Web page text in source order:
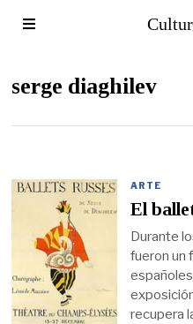
serge diaghilev
ARTE
El
Durante
fueron un
recupera